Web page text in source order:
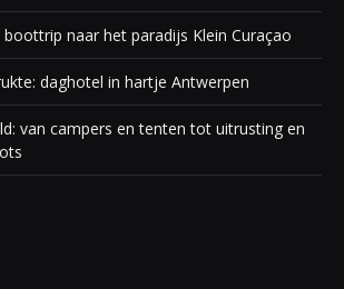
naar het paradijs Klein Curaçao
daghotel in hartje Antwerpen
van campers en tenten tot uitrusting en